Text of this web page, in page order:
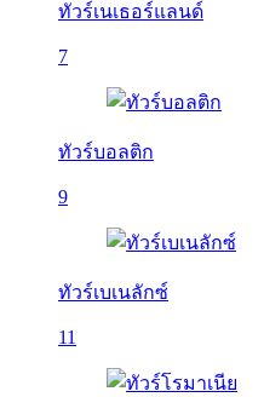
ทัวร์เนเธอร์แลนด์
7
ทัวร์บอลติก
9
ทัวร์เบเนลักซ์
11